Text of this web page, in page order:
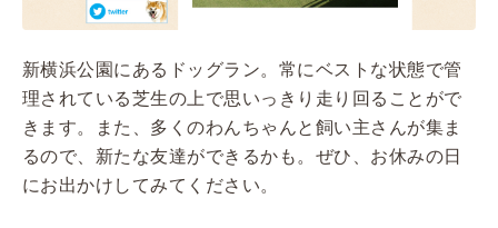
新横浜公園にあるドッグラン。常にベストな状態で管
理されている芝生の上で思いっきり走り回ることがで
きます。また、多くのわんちゃんと飼い主さんが集ま
るので、新たな友達ができるかも。ぜひ、お休みの日
にお出かけしてみてください。